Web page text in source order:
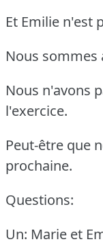
Et Emilie n'est
Nous sommes
Nous n'avons
l'exercice.
Peut-être que
prochaine.
Questions:
Un: Marie et